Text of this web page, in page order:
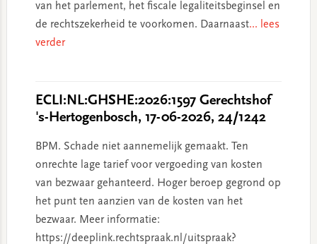
van het parlement, het fiscale legaliteitsbeginsel en
de rechtszekerheid te voorkomen. Daarnaast... lees
verder
ECLI:NL:GHSHE:2026:1597 Gerechtshof
's-Hertogenbosch, 17-06-2026, 24/1242
BPM. Schade niet aannemelijk gemaakt. Ten
onrechte lage tarief voor vergoeding van kosten
van bezwaar gehanteerd. Hoger beroep gegrond op
het punt ten aanzien van de kosten van het
bezwaar. Meer informatie:
https://deeplink.rechtspraak.nl/uitspraak?